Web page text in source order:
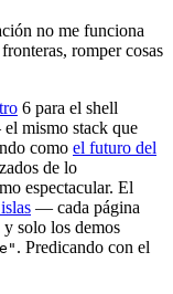
no me funciona
romper cosas
6 para el shell
mismo stack que
como el futuro del
de lo
espectacular. El
— cada página
solo los demos
. Predicando con el